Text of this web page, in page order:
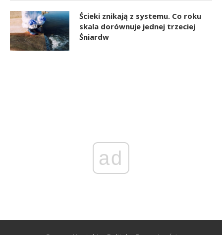
Ścieki znikają z systemu. Co roku
skala dorównuje jednej trzeciej
Śniardw
ad